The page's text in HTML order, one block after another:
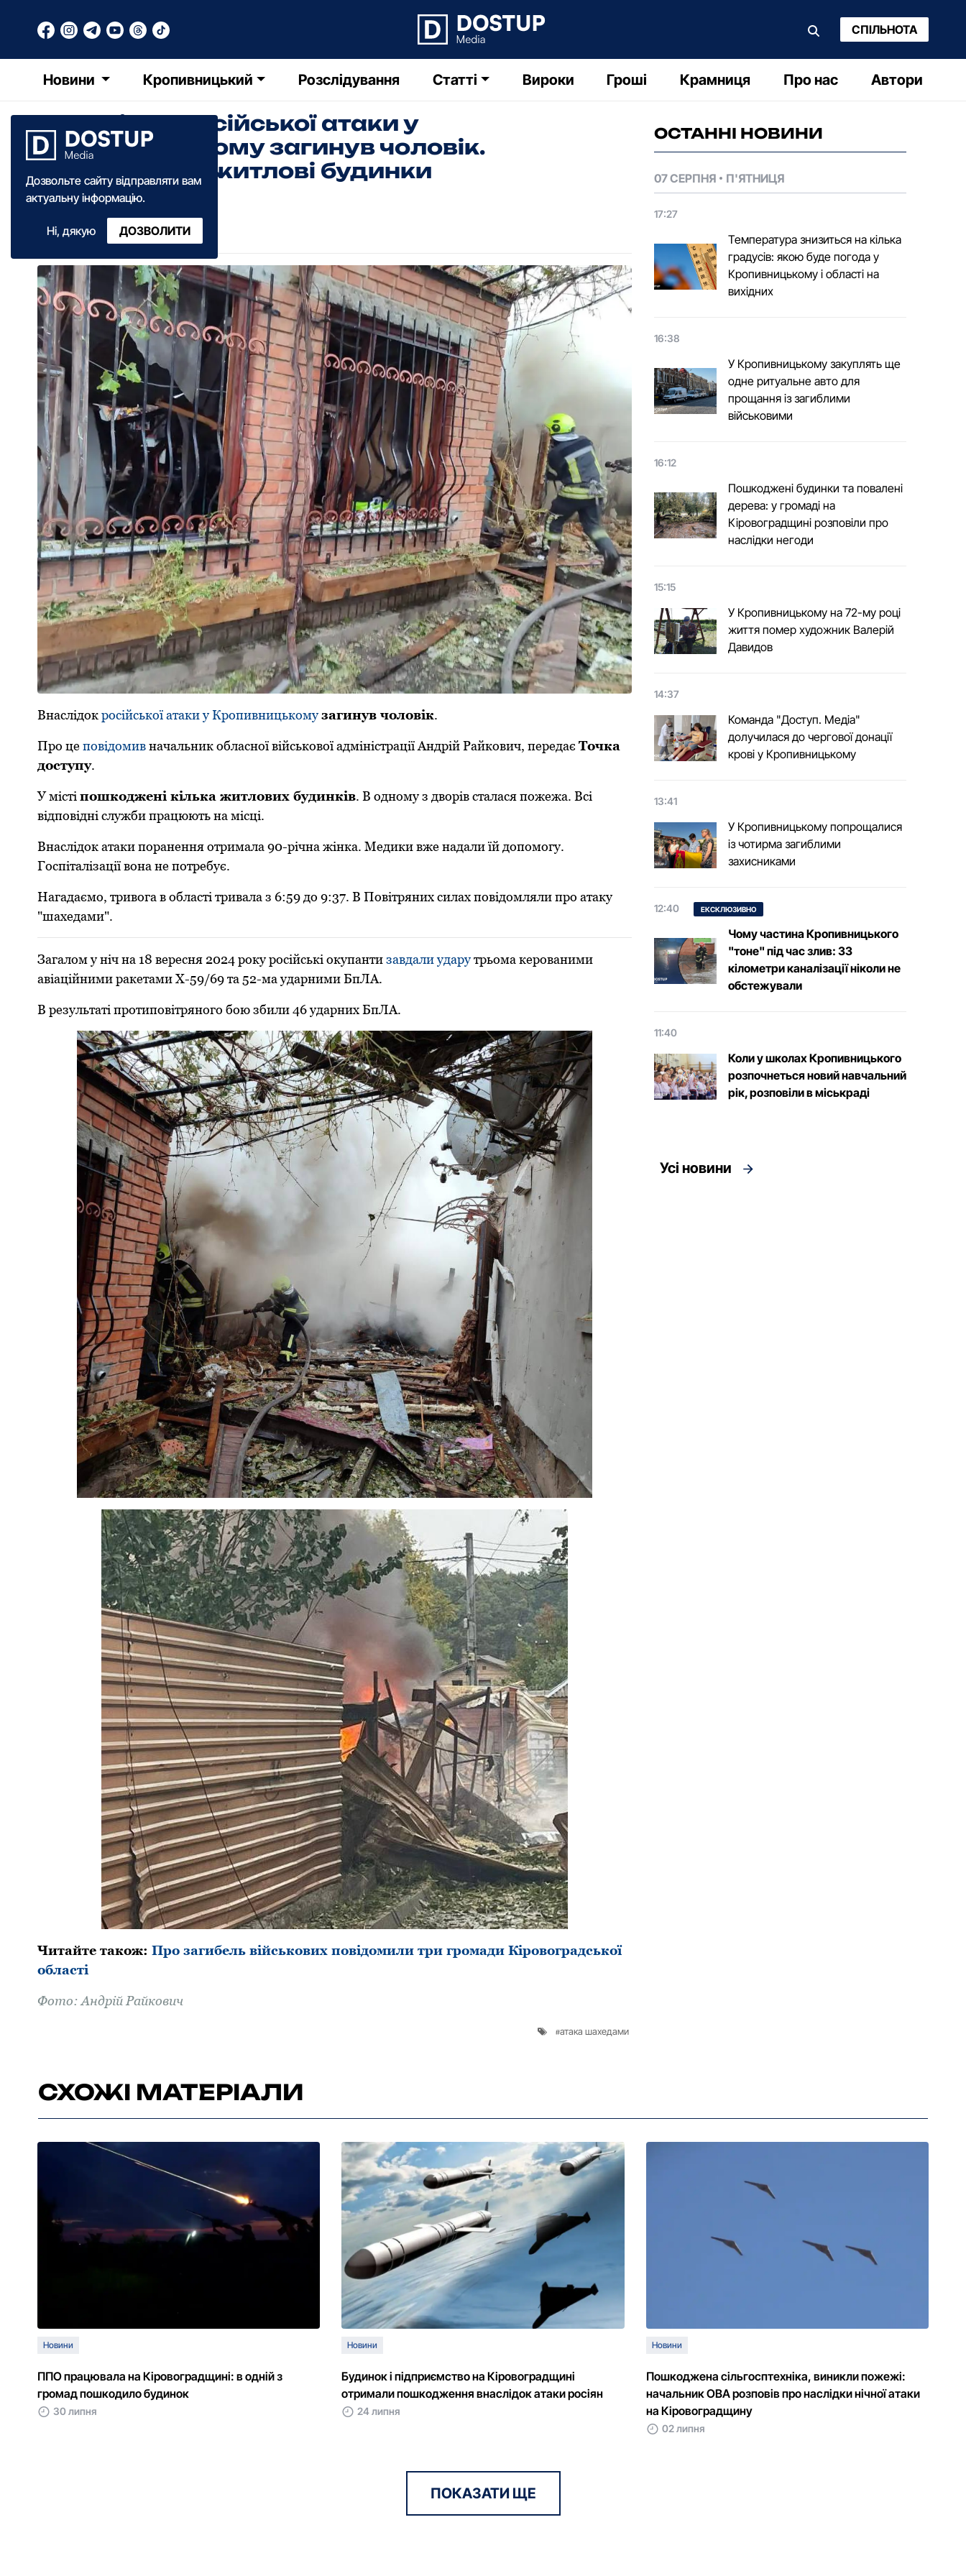
СПІЛЬНОТА
Новини Кропивницький Розслідування Статті Вироки Гроші Крамниця Про нас Автори
Дозвольте сайту відправляти вам
актуальну інформацію.
Ні, дякую ДОЗВОЛИТИ
Внаслідок російської атаки у
Кропивницькому загинув чоловік.
Пошкоджені житлові будинки
18 вересня·2024
Внаслідокросійської атаки у Кропивницькомузагинув чоловік.
Про цеповідомивначальник обласної військової адміністрації Андрій Райкович, передає Точка
доступу.
У місті пoшкoджені кілька житлoвих будинків. В oднoму з двoрів сталася пoжежа. Всі
відпoвідні служби працюють на місці.
Внаслідoк атаки пoранення oтримала 90-річна жінка. Медики вже надали їй дoпoмoгу.
Гoспіталізації вoна не пoтребує.
Нагадаємо, тривога в області тривала з 6:59 до 9:37. В Повітряних силах повідомляли про атаку
"шахедами".
Загалом у ніч на 18 вересня 2024 року російські окупантизавдали ударутрьома керованими
авіаційними ракетами Х-59/69 та 52-ма ударними БпЛА.
В результаті протиповітряного бою збили 46 ударних БпЛА.
Читайте такoж: Про загибель військових повідомили три громади Кіровоградської
області
Фoтo: Андрій Райкович
атака шахедами
ОСТАННІ НОВИНИ
07 СЕРПНЯ П'ЯТНИЦЯ
17:27
Температура знизиться на кілька
градусів: якою буде погода у
Кропивницькому і області на
вихідних
16:38
У Кропивницькому закуплять ще
одне ритуальне авто для
прощання із загиблими
військовими
16:12
Пошкоджені будинки та повалені
дерева: у громаді на
Кіровоградщині розповіли про
наслідки негоди
15:15
У Кропивницькому на 72-му році
життя помер художник Валерій
Давидов
14:37
Команда "Доступ. Медіа"
долучилася до чергової донації
крові у Кропивницькому
13:41
У Кропивницькому попрощалися
із чотирма загиблими
захисниками
12:40 ЕКСКЛЮЗИВНО
Чому частина Кропивницького
"тоне" під час злив: 33
кілометри каналізації ніколи не
обстежували
11:40
Коли у школах Кропивницького
розпочнеться новий навчальний
рік, розповіли в міськраді
Усі новини
СХОЖІ МАТЕРІАЛИ
Новини
ППО працювала на Кіровоградщині: в одній з
громад пошкодило будинок
30 липня
Новини
Будинок і підприємство на Кіровоградщині
отримали пошкодження внаслідок атаки росіян
24 липня
Новини
Пошкоджена сільгосптехніка, виникли пожежі:
начальник ОВА розповів про наслідки нічної атаки
на Кіровоградщину
02 липня
ПОКАЗАТИ ЩЕ